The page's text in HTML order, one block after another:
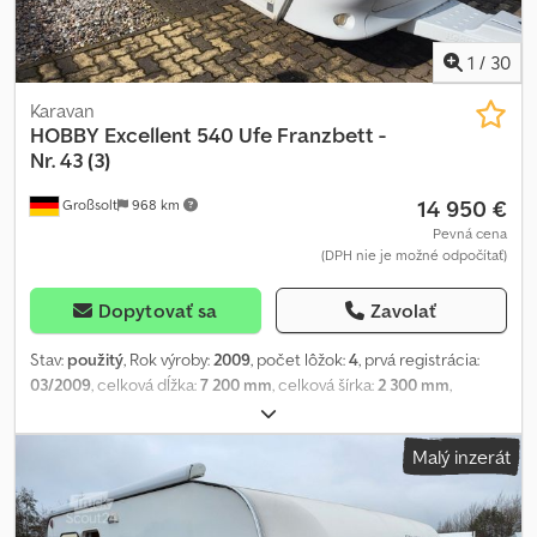
1 / 30
Großsolt 968 km
Karavan
HOBBY Excellent 540 Ufe Franzbett -
Nr. 43 (3)
14 950 €
Pevná cena
(DPH nie je možné odpočítať)
Dopytovať sa Zavolať
Stav: použitý, Rok výroby:2009, počet lôžok:4, prvá registrácia:
03/2009, celková dĺžka:7 200 mm, celková šírka:2 300 mm,
, konfigurácia náprav:
hmotnosť:1 500 kg, Výbava:kúpeľňa, nezávislé kúrenie, * Hobby
Excellent 560 UFe * 1213 kg pohotovostná hmotnosť a 1500 kg
celková hmotnosť Dcodporz Ihzefx Adwok * v prednej časti
francúzska posteľ * v zadnej časti okrúhla sedacia skupina pre
Malý inzerát